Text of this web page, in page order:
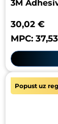
3M
30,02 €
MPC:
Popust uz